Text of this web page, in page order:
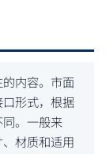
内容。市面
形式，根据
。一般来
材质和适用